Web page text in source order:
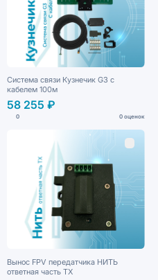
Система связи Кузнечик G3 с
кабелем 100м
58 255 ₽
0 0 оценок
Вынос FPV передатчика НИТЬ
ответная часть ТХ